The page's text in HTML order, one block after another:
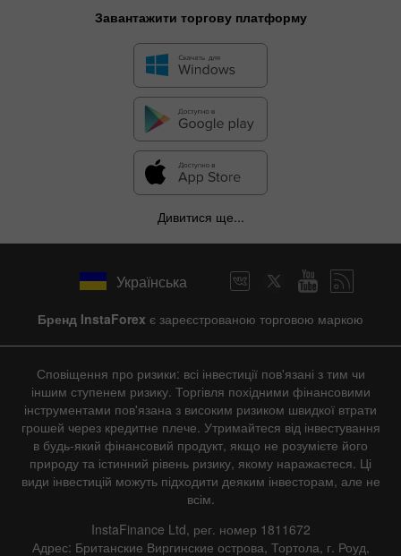
Завантажити торгову платформу
Дивитися ще...
Українська
Бренд InstaForex є зареєстрованою торговою маркою
Сповіщення про ризики: всі інвестиції пов'язані з тим чи
іншим ступенем ризику. Торгівля похідними фінансовими
інструментами пов'язана з високим ризиком швидкої втрати
грошей через кредитне плече. Утримайтеся від інвестування
в будь-який фінансовий продукт, якщо не розумієте його
природу та істинний рівень ризику, якому наражаєтеся. Ці
види інвестицій можуть підходити деяким інвесторам, але не
всім.
InstaFinance Ltd, рег. номер 1811672
Адрес: Британские Виргинские острова, Тортола, г. Роуд,